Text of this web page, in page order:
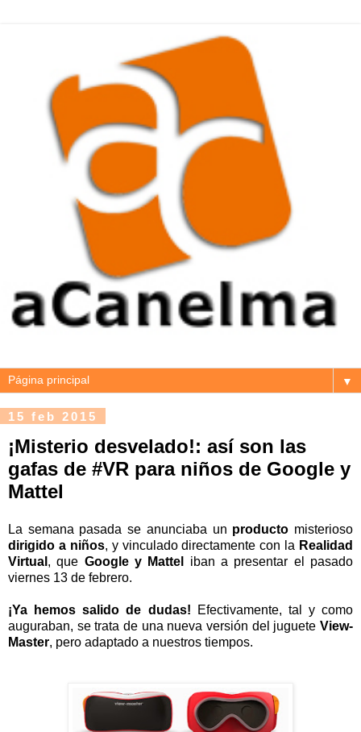
▼
15 feb 2015
¡Misterio desvelado!: así son las
gafas de #VR para niños de Google y
Mattel
La semana pasada se anunciaba un producto misterioso
dirigido a niños, y vinculado directamente con la Realidad
Virtual , que Google y Mattel
iban a presentar el pasado
viernes 13 de febrero.
¡Ya hemos salido de dudas!
Efectivamente, tal y como
auguraban, se trata de una nueva versión del juguete View-
Master, pero adaptado a nuestros tiempos.